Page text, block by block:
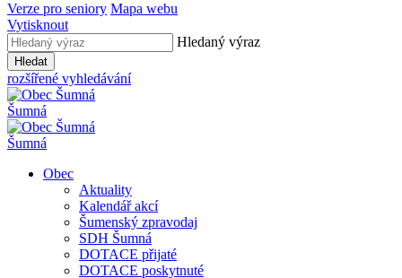
Verze pro seniory Mapa webu
Vytisknout
Hledaný výraz
Hledat
rozšířené vyhledávání
Šumná
Šumná
Obec
Aktuality
Kalendář akcí
Šumenský zpravodaj
SDH Šumná
DOTACE přijaté
DOTACE poskytnuté